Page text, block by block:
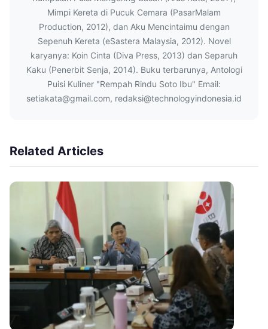
Mimpi Kereta di Pucuk Cemara (PasarMalam
Production, 2012), dan Aku Mencintaimu dengan
Sepenuh Kereta (eSastera Malaysia, 2012). Novel
karyanya: Koin Cinta (Diva Press, 2013) dan Separuh
Kaku (Penerbit Senja, 2014). Buku terbarunya, Antologi
Puisi Kuliner "Rempah Rindu Soto Ibu" Email:
setiakata@gmail.com, redaksi@technologyindonesia.id
Related Articles